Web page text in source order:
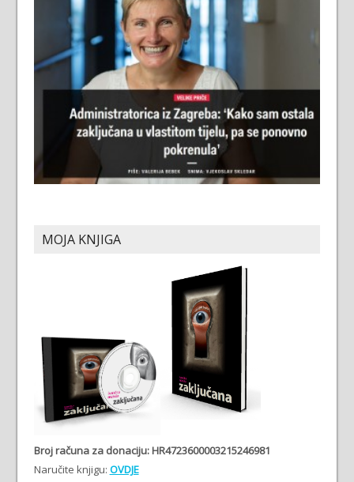
MOJA KNJIGA
Broj računa za donaciju: HR4723600003215246981
Naručite knjigu: OVDJE